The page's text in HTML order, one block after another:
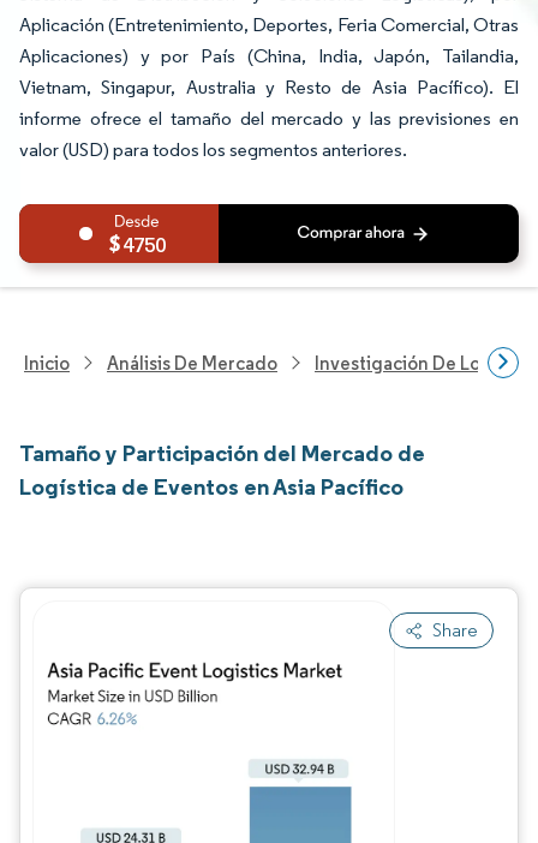
Aplicación (Entretenimiento, Deportes, Feria Comercial, Otras
Aplicaciones) y por País (China, India, Japón, Tailandia,
Vietnam, Singapur, Australia y Resto de Asia Pacífico). El
informe ofrece el tamaño del mercado y las previsiones en
valor (USD) para todos los segmentos anteriores.
4750
Inicio Análisis De Mercado Investigación De Logística
Tamaño y Participación del Mercado de
Logística de Eventos en Asia Pacífico
Share